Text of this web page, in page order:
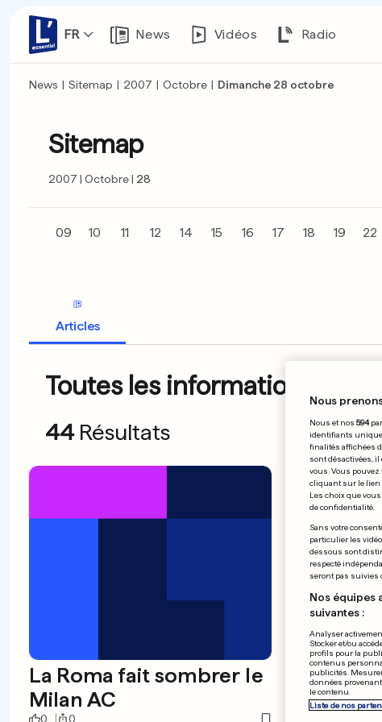
FR News Vidéos Radio
News | Sitemap | 2007 | Octobre | Dimanche 28 octobre
Sitemap
2007 Octobre 28
09 10 11 12 14 15 16 17 18 19 22
Articles
Toutes les informations du
44 Résultats
La Roma fait sombrer le
Milan AC
0 0
Le F91
Nous
Nous et nos 594
identifiants
finalités affichées
sont désactivées,
vous. Vous pouvez
cliquant sur le lien
Les choix que
de confidentialité.
Sans votre
particulier les
dessous sont
respecté
seront pas suivies
Nos équipes
suivantes :
Analyser
Stocker et/ou
profils pour la
contenus
publicités.
données
le contenu.
Liste de nos